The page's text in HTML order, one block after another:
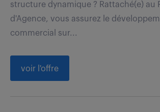
structure dynamique ? Rattaché(e) au
d'Agence, vous assurez le
commercial sur...
voir l'offre